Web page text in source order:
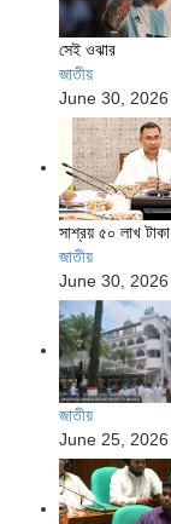
সেই ওঝার
জাতীয়
June 30, 2026
সাশ্রয় ৫০ লাখ টাকা
জাতীয়
June 30, 2026
জাতীয়
June 25, 2026